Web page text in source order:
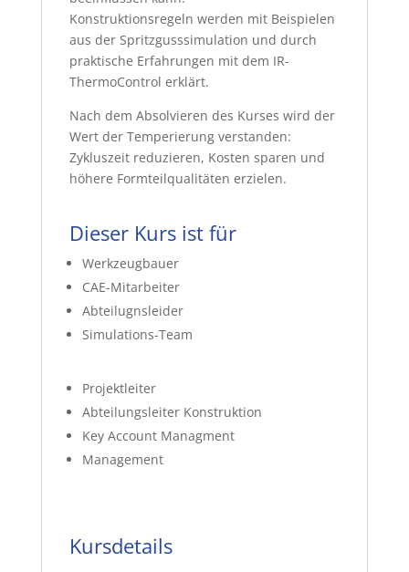
Konstruktionsregeln werden mit Beispielen
aus der Spritzgusssimulation und durch
praktische Erfahrungen mit dem IR-
ThermoControl erklärt.
Nach dem Absolvieren des Kurses wird der
Wert der Temperierung verstanden:
Zykluszeit reduzieren, Kosten sparen und
höhere Formteilqualitäten erzielen.
Dieser Kurs ist für
Werkzeugbauer
CAE-Mitarbeiter
Abteilugnsleider
Simulations-Team
Projektleiter
Abteilungsleiter Konstruktion
Key Account Managment
Management
Kursdetails